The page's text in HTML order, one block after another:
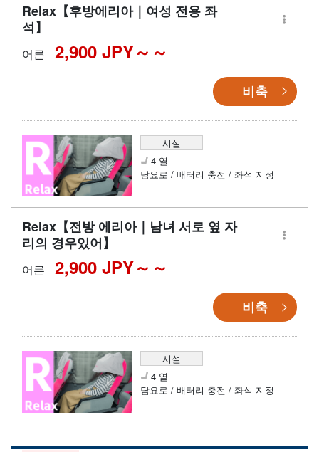
Relax【후방에리아｜여성 전용 좌
석】
어른 2,900 JPY～
비축
시설
4 열
담요로 / 배터리 충전 / 좌석 지정
Relax【전방 에리아｜남녀 서로 옆 자
리의 경우있어】
어른 2,900 JPY～
비축
시설
4 열
담요로 / 배터리 충전 / 좌석 지정